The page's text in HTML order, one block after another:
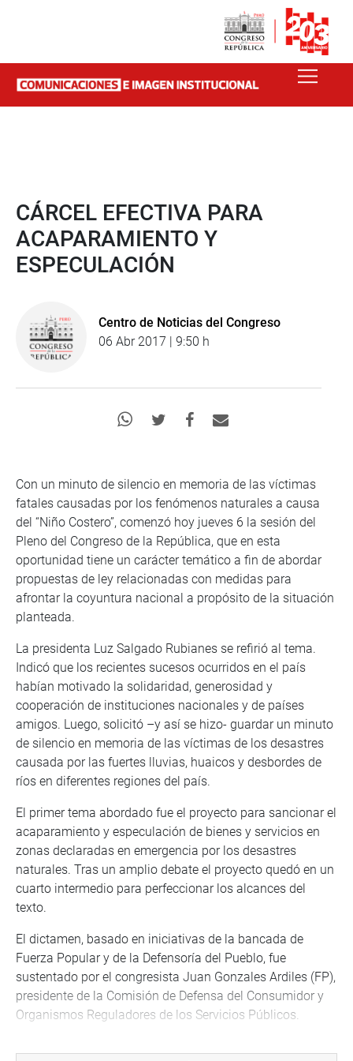
CÁRCEL EFECTIVA PARA
ACAPARAMIENTO Y
ESPECULACIÓN
Centro de Noticias del Congreso
06 Abr 2017 | 9:50 h
Con un minuto de silencio en memoria de las víctimas
fatales causadas por los fenómenos naturales a causa
del “Niño Costero”, comenzó hoy jueves 6 la sesión del
Pleno del Congreso de la República, que en esta
oportunidad tiene un carácter temático a fin de abordar
propuestas de ley relacionadas con medidas para
afrontar la coyuntura nacional a propósito de la situación
planteada.
La presidenta Luz Salgado Rubianes se refirió al tema.
Indicó que los recientes sucesos ocurridos en el país
habían motivado la solidaridad, generosidad y
cooperación de instituciones nacionales y de países
amigos. Luego, solicitó –y así se hizo- guardar un minuto
de silencio en memoria de las víctimas de los desastres
causada por las fuertes lluvias, huaicos y desbordes de
ríos en diferentes regiones del país.
El primer tema abordado fue el proyecto para sancionar el
acaparamiento y especulación de bienes y servicios en
zonas declaradas en emergencia por los desastres
naturales. Tras un amplio debate el proyecto quedó en un
cuarto intermedio para perfeccionar los alcances del
texto.
El dictamen, basado en iniciativas de la bancada de
Fuerza Popular y de la Defensoría del Pueblo, fue
sustentado por el congresista Juan Gonzales Ardiles (FP),
presidente de la Comisión de Defensa del Consumidor y
Organismos Reguladores de los Servicios Públicos.